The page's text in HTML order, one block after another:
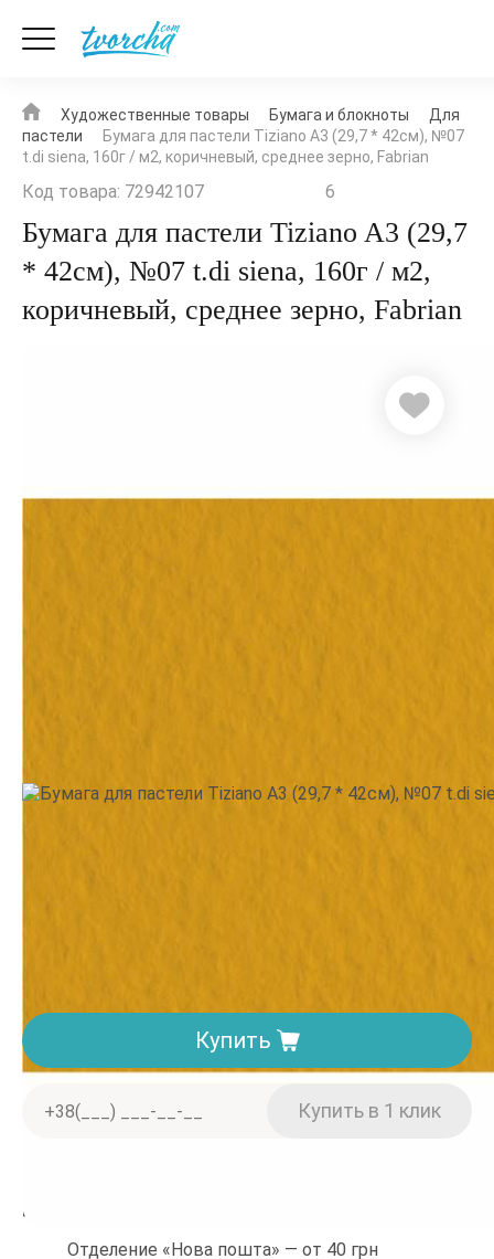
Художественные товары Бумага и блокноты
Для
пастели
Бумага для пастели Tiziano A3 (29,7 * 42см), №07
t.di siena, 160г / м2, коричневый, среднее зерно, Fabrian
Код товара: 72942107 6
Бумага для пастели Tiziano A3 (29,7
* 42см), №07 t.di siena, 160г / м2,
коричневый, среднее зерно, Fabrian
Купить
Доставка. Минимальная сумма заказа 150 грн
Отделение «Нова пошта» — от 40 грн